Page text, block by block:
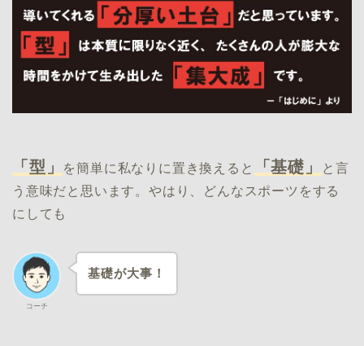
「型」 を簡単に私なりに置き換えると 「基礎」
と言
う意味だと思います。やはり、どんなスポーツをする
にしても
コーチ
基礎が大事！